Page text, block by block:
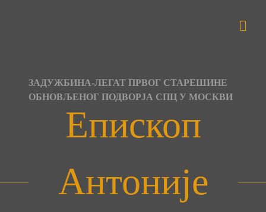
ЗАДУЖБИНА-ЛЕГАТ ПРВОГ СТАРЕШИНЕ
ОБНОВЉЕНОГ ПОДВОРЈА СПЦ У МОСКВИ
Епископ
Антоније